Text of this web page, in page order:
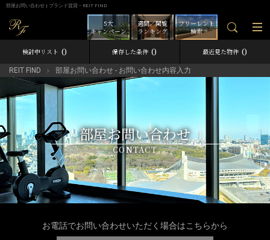
部屋お問い合わせ | ブランド賃貸－REIT FIND
フリーレント
検索
週間／閲覧
ランキング
5大
キャンペーン
検討中リスト 0 保存した条件 0 最近見た物件 0
REIT FIND 部屋お問い合わせ - お問い合わせ内容入力
部屋お問い合わせ
CONTACT
お電話でお問い合わせいただく場合はこちらから